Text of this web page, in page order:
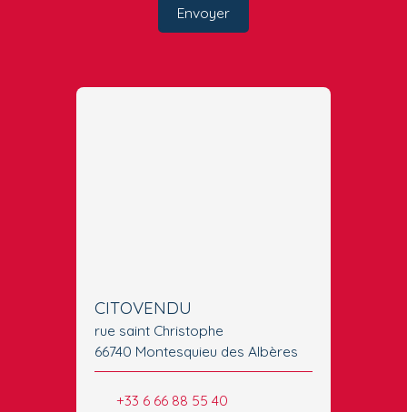
Envoyer
CITOVENDU
rue saint Christophe
66740 Montesquieu des Albères
+33 6 66 88 55 40